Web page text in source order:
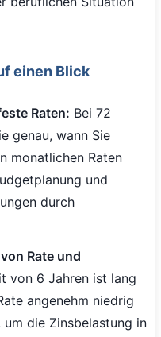
einen Blick
Raten: Bei 72
genau, wann Sie
monatlichen Raten
und
durch
Rate und
von 6 Jahren ist lang
angenehm niedrig
die Zinsbelastung in